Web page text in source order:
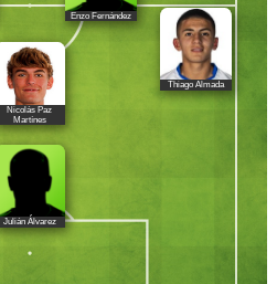
Enzo Fernández
Nicolás Paz
Martínes
Thiago Almada
Julián Álvarez